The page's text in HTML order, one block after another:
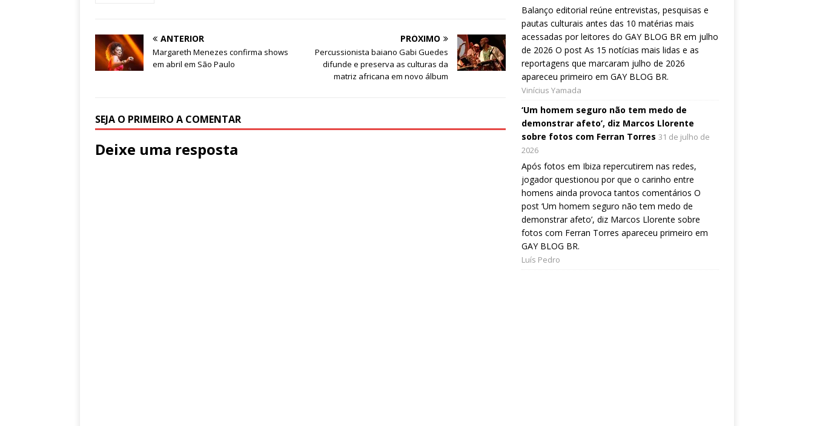
ANTERIOR
Margareth Menezes confirma shows
em abril em São Paulo
PRÓXIMO
Percussionista baiano Gabi Guedes
difunde e preserva as culturas da
matriz africana em novo álbum
SEJA O PRIMEIRO A COMENTAR
Deixe uma resposta
Balanço editorial reúne entrevistas, pesquisas e
pautas culturais antes das 10 matérias mais
acessadas por leitores do GAY BLOG BR em julho
de 2026 O post As 15 notícias mais lidas e as
reportagens que marcaram julho de 2026
apareceu primeiro em GAY BLOG BR.
Vinícius Yamada
‘Um homem seguro não tem medo de
demonstrar afeto’, diz Marcos Llorente
sobre fotos com Ferran Torres 31 de julho de
2026
Após fotos em Ibiza repercutirem nas redes,
jogador questionou por que o carinho entre
homens ainda provoca tantos comentários O
post ‘Um homem seguro não tem medo de
demonstrar afeto’, diz Marcos Llorente sobre
fotos com Ferran Torres apareceu primeiro em
GAY BLOG BR.
Luís Pedro